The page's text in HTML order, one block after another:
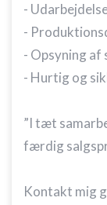
-
-
- Opsyning
- Hurtig og
”I tæt
færdig
Kontakt mig